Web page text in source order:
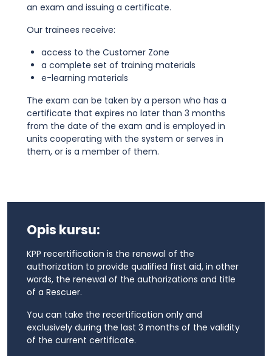
an exam and issuing a certificate.
Our trainees receive:
access to the Customer Zone
a complete set of training materials
e-learning materials
The exam can be taken by a person who has a
certificate that expires no later than 3 months
from the date of the exam and is employed in
units cooperating with the system or serves in
them, or is a member of them.
Opis kursu:
KPP recertification is the renewal of the
authorization to provide qualified first aid, in other
words, the renewal of the authorizations and title
of a Rescuer.
You can take the recertification only and
exclusively during the last 3 months of the validity
of the current certificate.